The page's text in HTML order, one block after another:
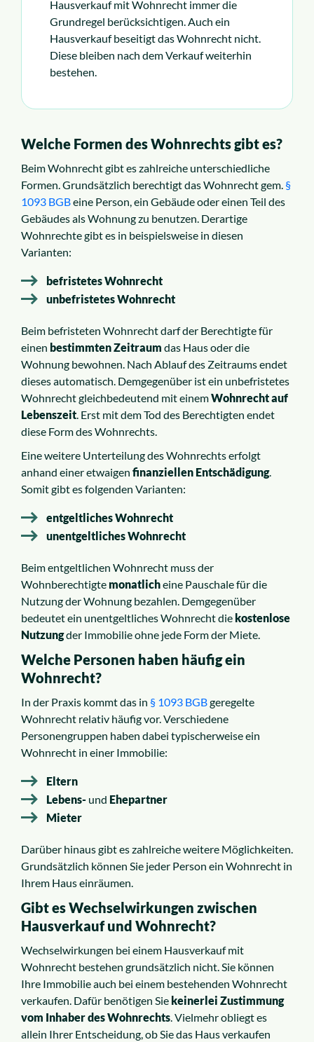
Hausverkauf mit Wohnrecht immer die
Grundregel berücksichtigen. Auch ein
Hausverkauf beseitigt das Wohnrecht nicht.
Diese bleiben nach dem Verkauf weiterhin
bestehen.
Welche Formen des Wohnrechts gibt es?
Beim Wohnrecht gibt es zahlreiche unterschiedliche
Formen. Grundsätzlich berechtigt das Wohnrecht gem. §
1093 BGBeine Person, ein Gebäude oder einen Teil des
Gebäudes als Wohnung zu benutzen. Derartige
Wohnrechte gibt es in beispielsweise in diesen
Varianten:
befristetes Wohnrecht
unbefristetes Wohnrecht
Beim befristeten Wohnrecht darf der Berechtigte für
einen bestimmten Zeitraum das Haus oder die
Wohnung bewohnen. Nach Ablauf des Zeitraums endet
dieses automatisch. Demgegenüber ist ein unbefristetes
Wohnrecht gleichbedeutend mit einemWohnrecht auf
Lebenszeit. Erst mit dem Tod des Berechtigten endet
diese Form des Wohnrechts.
Eine weitere Unterteilung des Wohnrechts erfolgt
anhand einer etwaigen finanziellen Entschädigung.
Somit gibt es folgenden Varianten:
entgeltliches Wohnrecht
unentgeltliches Wohnrecht
Beim entgeltlichen Wohnrecht muss der
Wohnberechtigte monatlicheine Pauschale für die
Nutzung der Wohnung bezahlen. Demgegenüber
bedeutet ein unentgeltliches Wohnrecht die kostenlose
Nutzungder Immobilie ohne jede Form der Miete.
Welche Personen haben häufig ein
Wohnrecht?
In der Praxis kommt das in § 1093 BGBgeregelte
Wohnrecht relativ häufig vor. Verschiedene
Personengruppen haben dabei typischerweise ein
Wohnrecht in einer Immobilie:
Eltern
Lebens- und Ehepartner
Mieter
Darüber hinaus gibt es zahlreiche weitere Möglichkeiten.
Grundsätzlich können Sie jeder Person ein Wohnrecht in
Ihrem Haus einräumen.
Gibt es Wechselwirkungen zwischen
Hausverkauf und Wohnrecht?
Wechselwirkungen bei einem Hausverkauf mit
Wohnrecht bestehen grundsätzlich nicht. Sie können
Ihre Immobilie auch bei einem bestehenden Wohnrecht
verkaufen. Dafür benötigen Sie keinerlei Zustimmung
vom Inhaber des Wohnrechts. Vielmehr obliegt es
allein Ihrer Entscheidung, ob Sie das Haus verkaufen